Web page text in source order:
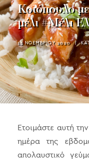
ΠΕΡΙΗΓΗΣΕΙΣ & ΓΕΥΣΙΓΝΩΣΙΑ
ΔΙΑΜΟΝΗ
ΕΠΙΚΟΙΝΩΝΙΑ
SEARCH
Κοτόπουλο
μέλι #Μέλι
13 ΝΟΕΜΒΡΙΟΥ 2020 |
Ετοιμάστε αυτή
ημέρα της
απολαυστικό